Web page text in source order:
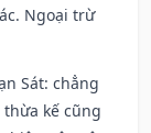
Ngoại trừ
Sát: chẳng
kế cũng